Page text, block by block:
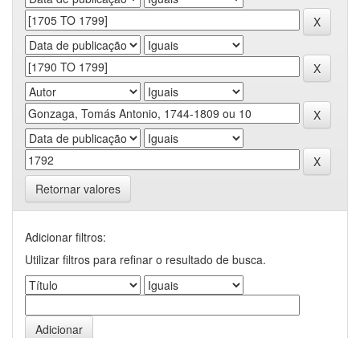
Retornar valores
Adicionar filtros:
Utilizar filtros para refinar o resultado de busca.